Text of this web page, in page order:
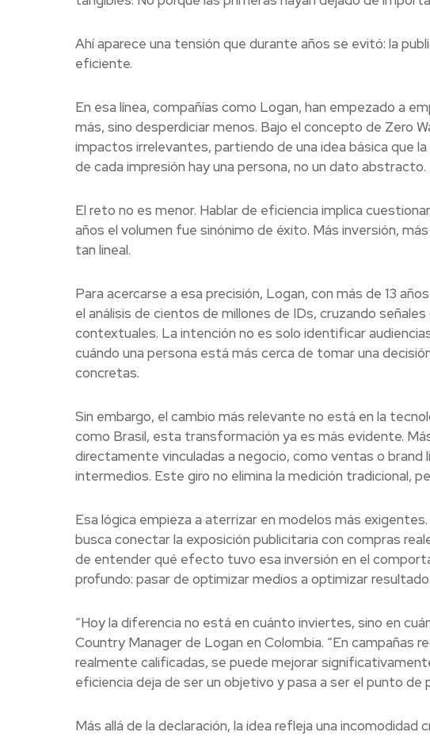
Ahí aparece una tensión que durante años se evitó: la
eficiente.
En esa línea, compañías como Logan, han empezado a
más, sino desperdiciar menos. Bajo el concepto de Zero
impactos irrelevantes, partiendo de una idea básica que
de cada impresión hay una persona, no un dato abstracto.
El reto no es menor. Hablar de eficiencia implica
años el volumen fue sinónimo de éxito. Más inversión,
tan lineal.
Para acercarse a esa precisión, Logan, con más de 13
el análisis de cientos de millones de IDs, cruzando
contextuales. La intención no es solo identificar
cuándo una persona está más cerca de tomar una
concretas.
Sin embargo, el cambio más relevante no está en la
como Brasil, esta transformación ya es más evidente.
directamente vinculadas a negocio, como ventas o brand
intermedios. Este giro no elimina la medición tradicional,
Esa lógica empieza a aterrizar en modelos más
busca conectar la exposición publicitaria con compras
de entender qué efecto tuvo esa inversión en el
profundo: pasar de optimizar medios a optimizar
“Hoy la diferencia no está en cuánto inviertes, sino en
Country Manager de Logan en Colombia. “En campañas
realmente calificadas, se puede mejorar
eficiencia deja de ser un objetivo y pasa a ser el punto de
Más allá de la declaración, la idea refleja una